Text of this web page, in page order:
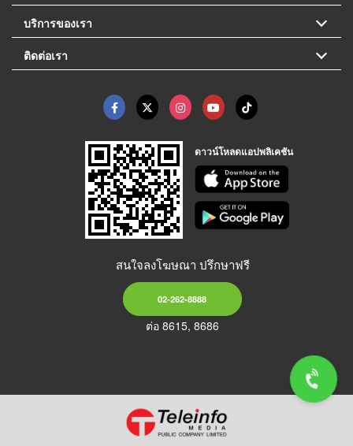
บริการของเรา
ติดต่อเรา
ดาวน์โหลดแอปพลิเคชัน
สนใจลงโฆษณา ปรึกษาฟรี
02-262-8888
ต่อ 8615, 8686